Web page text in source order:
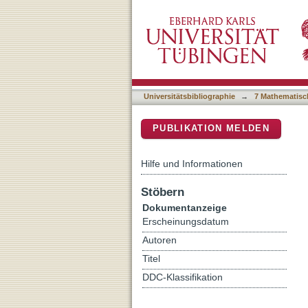
Universitätsbibliographie → 7
PUBLIKATION MELDEN
Hilfe und Informationen
Stöbern
Dokumentanzeige
Erscheinungsdatum
Autoren
Titel
DDC-Klassifikation